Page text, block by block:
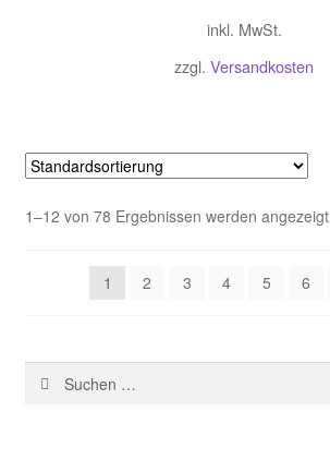
inkl. MwSt.
zzgl. Versandkosten
1–12 von 78 Ergebnissen werden angezeigt
1 2 3 4 5 6
nach: